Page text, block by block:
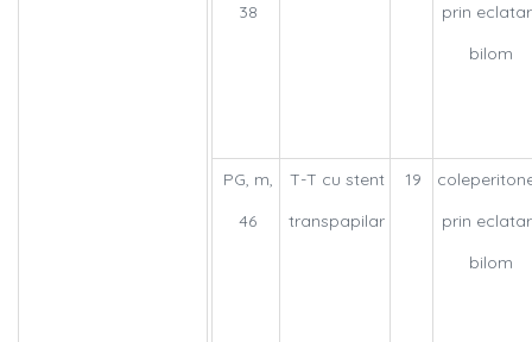
38
prin
bilom
PG, m,
46
T-T cu stent
transpapilar
19
prin
bilom